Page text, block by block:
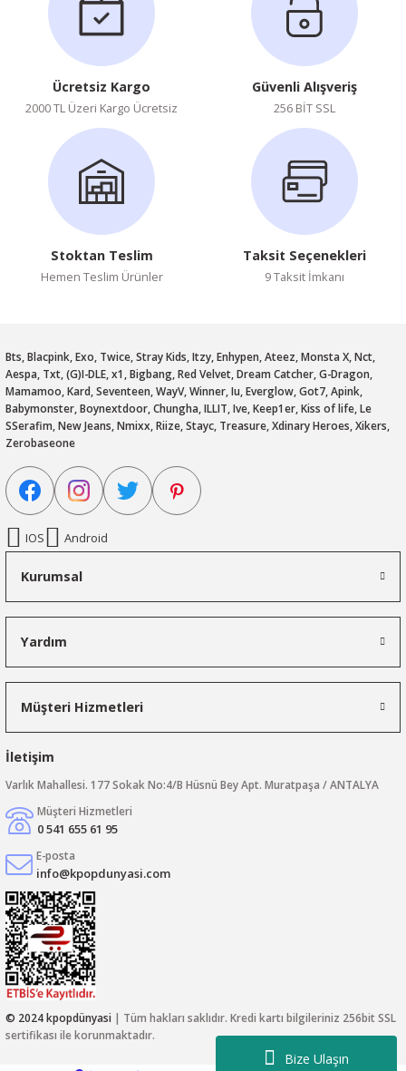
Bize Ulaşın
Ücretsiz Kargo
2000 TL Üzeri Kargo Ücretsiz
Güvenli Alışveriş
256 BİT SSL
Stoktan Teslim
Hemen Teslim Ürünler
Taksit Seçenekleri
9 Taksit İmkanı
Bts, Blacpink, Exo, Twice, Stray Kids, Itzy, Enhypen, Ateez, Monsta X, Nct,
Aespa, Txt, (G)I-DLE, x1, Bigbang, Red Velvet, Dream Catcher, G-Dragon,
Mamamoo, Kard, Seventeen, WayV, Winner, Iu, Everglow, Got7, Apink,
Babymonster, Boynextdoor, Chungha, ILLIT, Ive, Keep1er, Kiss of life, Le
SSerafim, New Jeans, Nmixx, Riize, Stayc, Treasure, Xdinary Heroes, Xikers,
Zerobaseone
IOS Android
Kurumsal
Yardım
Müşteri Hizmetleri
İletişim
Varlık Mahallesi. 177 Sokak No:4/B Hüsnü Bey Apt. Muratpaşa / ANTALYA
Müşteri Hizmetleri
0 541 655 61 95
E-posta
info@kpopdunyasi.com
© 2024 kpopdünyasi | Tüm hakları saklıdır. Kredi kartı bilgileriniz 256bit SSL
sertifikası ile korunmaktadır.